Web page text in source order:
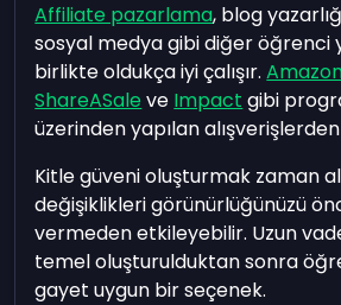
Affiliate pazarlama, blog
sosyal medya gibi diğer öğrenci
birlikte oldukça iyi çalışır.
ShareASale ve Impact gibi
üzerinden yapılan
Kitle güveni oluşturmak zaman
değişiklikleri görünürlüğünüzü
vermeden etkileyebilir. Uzun
temel oluşturulduktan sonra
gayet uygun bir seçenek.